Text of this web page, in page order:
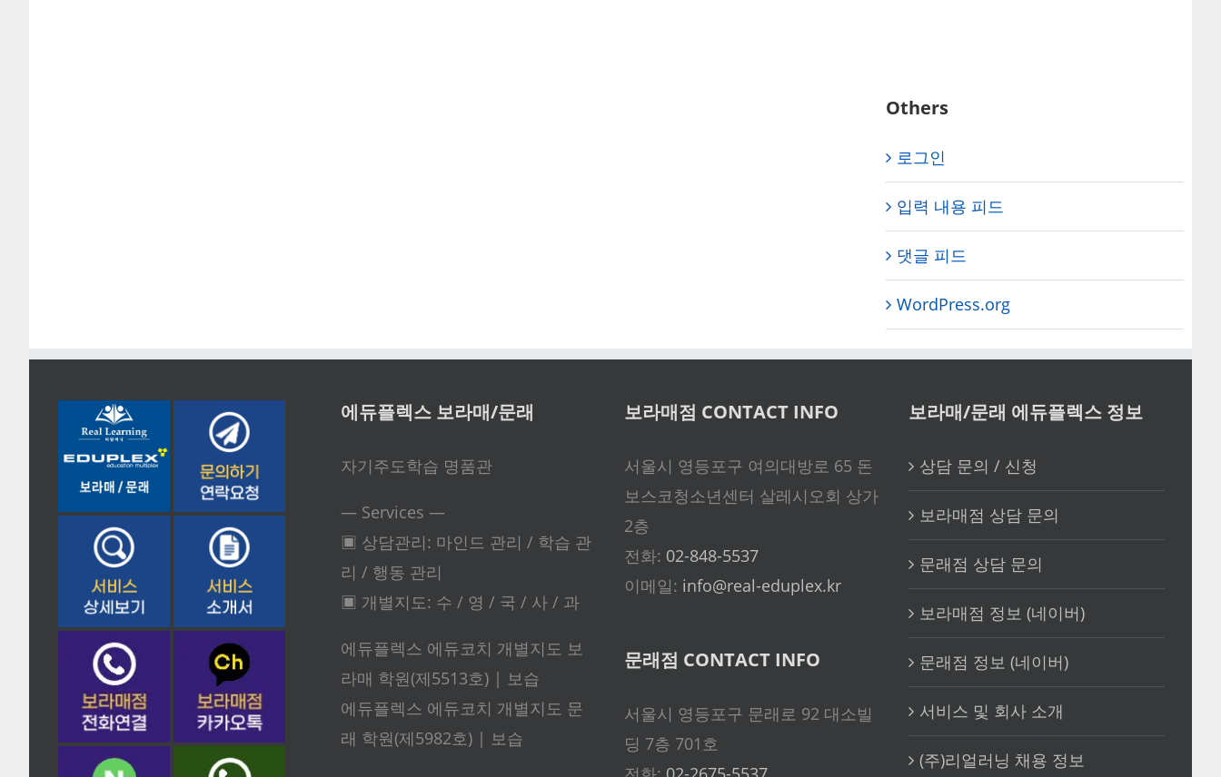
Others
로그인
입력 내용 피드
댓글 피드
WordPress.org
에듀플렉스 보라매/문래
자기주도학습 명품관
— Services —
▣ 상담관리: 마인드 관리 / 학습 관
리 / 행동 관리
▣ 개별지도: 수 / 영 / 국 / 사 / 과
에듀플렉스 에듀코치 개별지도 보
라매 학원(제5513호) | 보습
에듀플렉스 에듀코치 개별지도 문
래 학원(제5982호) | 보습
보라매점 CONTACT INFO
서울시 영등포구 여의대방로 65 돈
보스코청소년센터 살레시오회 상가
2층
전화: 02-848-5537
이메일: info@real-eduplex.kr
문래점 CONTACT INFO
서울시 영등포구 문래로 92 대소빌
딩 7층 701호
보라매/문래 에듀플렉스 정보
상담 문의 / 신청
보라매점 상담 문의
문래점 상담 문의
보라매점 정보 (네이버)
문래점 정보 (네이버)
서비스 및 회사 소개
(주)리얼러닝 채용 정보